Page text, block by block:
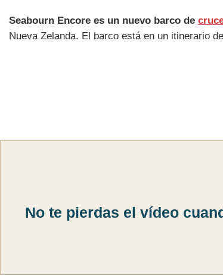
Seabourn Encore es un nuevo barco de
Nueva Zelanda. El barco está en un itinerario
No te pierdas el vídeo